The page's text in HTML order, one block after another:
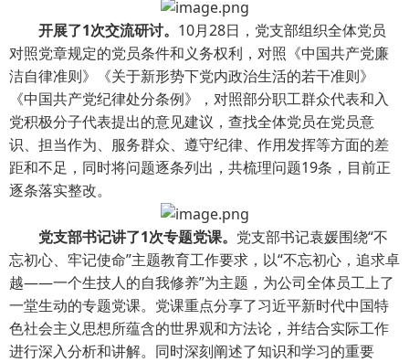
开展了1次交流研讨。 10月28日，党支部组织全体党员
对照党章规定的党员条件和义务权利，对照《中国共产党廉
洁自律准则》《关于新形势下党内政治生活的若干准则》
《中国共产党纪律处分条例》，对照部分职工群众代表和入
党积极分子代表提出的意见建议，查找全体党员在党员意
识、担当作为、服务群众、遵守纪律、作用发挥等方面的差
距和不足，同时将问题逐条列出，共梳理问题19条，目前正
逐条落实整改。
党支部书记讲了1次专题党课。 党支部书记袁媛围绕“不
忘初心、牢记使命”主题教育工作要求，以“不忘初心，追求卓
越——一个生技人的自我修养”为主题，为公司全体员工上了
一堂生动的专题党课。党课重点分享了习近平新时代中国特
色社会主义思想所蕴含的世界观和方法论，并结合实际工作
进行深入分析和讲解。同时深刻阐述了知识和学习的重要